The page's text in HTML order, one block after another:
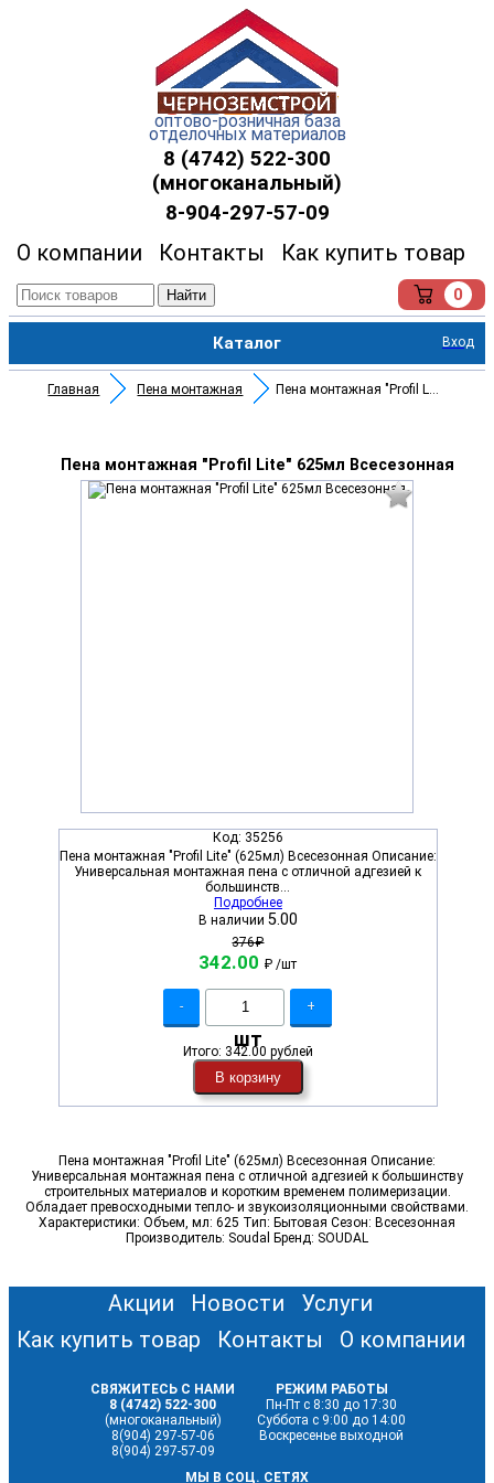
оптово-розничная база
отделочных материалов
8 (4742) 522-300
(многоканальный)
8-904-297-57-09
О компании Контакты Как купить товар
Найти 0
Каталог Вход
Главная Пена монтажная Пена монтажная "Profil Lite" 6
Пена монтажная "Profil Lite" 625мл Всесезонная
Код: 35256
Пена монтажная "Profil Lite" (625мл) Всесезонная Описание:
Универсальная монтажная пена с отличной адгезией к
большинств...
Подробнее
В наличии 5.00
376₽
342.00 ₽/шт
- +
шт
Итого: 342.00 рублей
В корзину
Пена монтажная "Profil Lite" (625мл) Всесезонная Описание:
Универсальная монтажная пена с отличной адгезией к большинству
строительных материалов и коротким временем полимеризации.
Обладает превосходными тепло- и звукоизоляционными свойствами.
Характеристики: Объем, мл: 625 Тип: Бытовая Сезон: Всесезонная
Производитель: Soudal Бренд: SOUDAL
Акции Новости
Услуги
Как купить товар
Контакты О компании
СВЯЖИТЕСЬ С НАМИ
8 (4742) 522-300
(многоканальный)
8(904) 297-57-06
8(904) 297-57-09
РЕЖИМ РАБОТЫ
Пн-Пт с 8:30 до 17:30
Суббота с 9:00 до 14:00
Воскресенье выходной
МЫ В СОЦ. СЕТЯХ